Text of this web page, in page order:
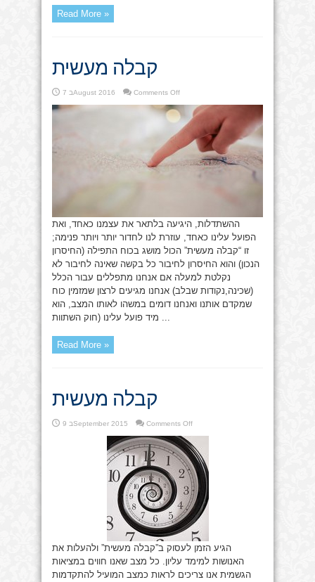
Read More »
קבלה מעשית
7 בAugust 2016 Comments Offon
מעשית
ההשתדלות, היגיעה בלתאר את עצמנו כאחד, ואת
הפועל עלינו כאחד, עוזרת לנו לחדור יותר ויותר פנימה;
זו “קבלה מעשית” הכול מושג בכוח התפילה (החיסרון
הנכון) והוא החיסרון לחיבור כל בקשה שאינה לחיבור לא
נקלטת למעלה אם אנחנו מתפללים עבור הכלל
(שכינה,נקודות שבלב) אנחנו מגיעים לרצון שמזמין כוח
שמקדם אותנו ואנחנו דומים במשהו לאותו המצב, הוא
מיד פועל עלינו (חוק השתוות ...
Read More »
קבלה מעשית
9 בSeptember 2015 Comments Offon
מעשית
הגיע הזמן לעסוק ב”קבלה מעשית” ולהעלות את
האנושות למימד עליון. כל מצב שאנו חווים במציאות
הגשמית אנו צריכים לראות כמצב המועיל להתקדמות